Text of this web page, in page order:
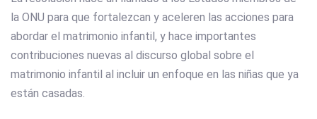
la ONU para que fortalezcan y aceleren las acciones para
abordar el matrimonio infantil, y hace importantes
contribuciones nuevas al discurso global sobre el
matrimonio infantil al incluir un enfoque en las niñas que ya
están casadas.